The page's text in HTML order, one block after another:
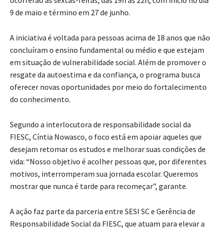
9 de maio e término em 27 de junho.
A iniciativa é voltada para pessoas acima de 18 anos que não
concluíram o ensino fundamental ou médio e que estejam
em situação de vulnerabilidade social. Além de promover o
resgate da autoestima e da confiança, o programa busca
oferecer novas oportunidades por meio do fortalecimento
do conhecimento.
Segundo a interlocutora de responsabilidade social da
FIESC, Cíntia Nowasco, o foco está em apoiar aqueles que
desejam retomar os estudos e melhorar suas condições de
vida: “Nosso objetivo é acolher pessoas que, por diferentes
motivos, interromperam sua jornada escolar. Queremos
mostrar que nunca é tarde para recomeçar”, garante.
A ação faz parte da parceria entre SESI SC e Gerência de
Responsabilidade Social da FIESC, que atuam para elevar a